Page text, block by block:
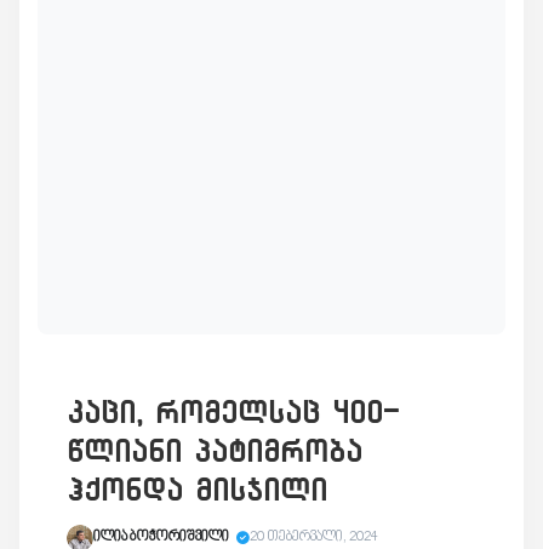
კაცი, რომელსაც 400-
წლიანი პატიმრობა
ჰქონდა მისჯილი
ილია ბოჭორიშვილი 20 თებერვალი, 2024